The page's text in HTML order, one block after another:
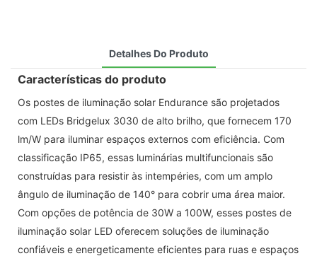
Detalhes Do Produto
Características do produto
Os postes de iluminação solar Endurance são projetados
com LEDs Bridgelux 3030 de alto brilho, que fornecem 170
lm/W para iluminar espaços externos com eficiência. Com
classificação IP65, essas luminárias multifuncionais são
construídas para resistir às intempéries, com um amplo
ângulo de iluminação de 140° para cobrir uma área maior.
Com opções de potência de 30W a 100W, esses postes de
iluminação solar LED oferecem soluções de iluminação
confiáveis ​​e energeticamente eficientes para ruas e espaços